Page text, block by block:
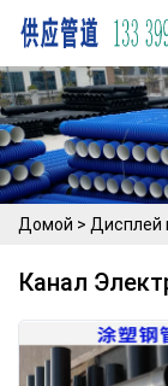
Домой > Дисплей
Канал